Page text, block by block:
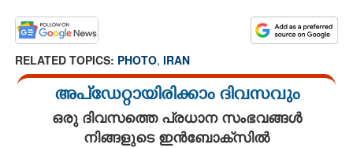
RELATED TOPICS: PHOTO, IRAN
അപ്ഡേറ്റായിരിക്കാം ദിവസവും
ഒരു ദിവസത്തെ പ്രധാന സംഭവങ്ങൾ
നിങ്ങളുടെ ഇൻബോക്സിൽ